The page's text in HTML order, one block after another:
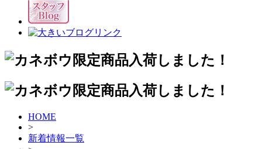
HOME
>
新着情報一覧